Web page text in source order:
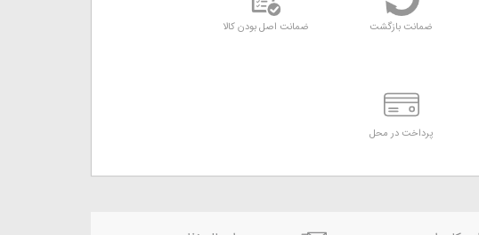
ضمانت بازگشت ضمانت اصل بودن کالا
پرداخت در محل